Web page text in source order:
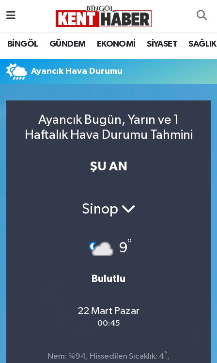
BİNGÖL GÜNDEM EKONOMİ SİYASET SAĞLIK
Ayancık Hava Durumu
Ayancık Bugün, Yarın ve 1
Haftalık Hava Durumu Tahmini
ŞU AN
Sinop
9°
Bulutlu
22 Mart Pazar
00:45
Nem: %94, Hissedilen Sıcaklık: 4° ,
BİLİM-TEKNOLOJİ
DÜNYA
EKONOMİ
SOLHAN
Bingöl Hava Durumu
Bingöl Namaz Vakitleri
Süper Lig Puan Durumu ve Fikstür